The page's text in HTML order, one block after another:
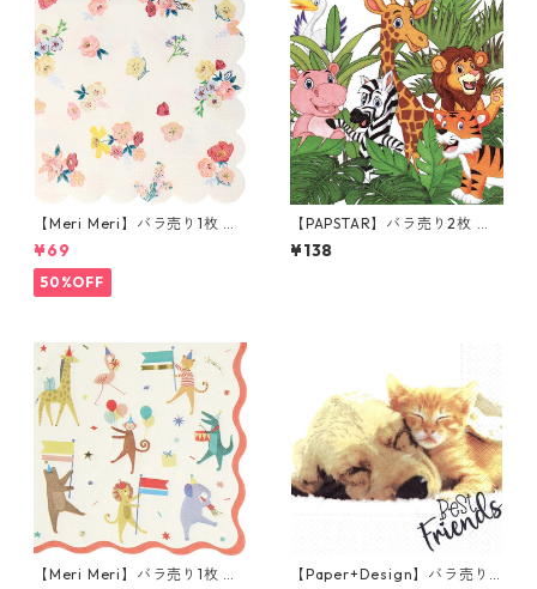
【Meri Meri】バラ売り1枚 カ
クテルサイズ ペーパーナプキ
ン English Garden ホワイトx
ピンクxイエロー
¥69
50%OFF
【PAPSTAR】バラ売り2枚 ラ
ンチサイズ ペーパーナプキン
Jungle ホワイト
¥138
【Meri Meri】バラ売り1枚 ラ
【Paper+Design】バラ売り2